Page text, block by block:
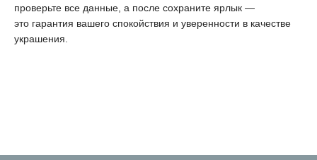
проверьте все данные, а после сохраните ярлык —
это гарантия вашего спокойствия и уверенности в качестве
украшения.